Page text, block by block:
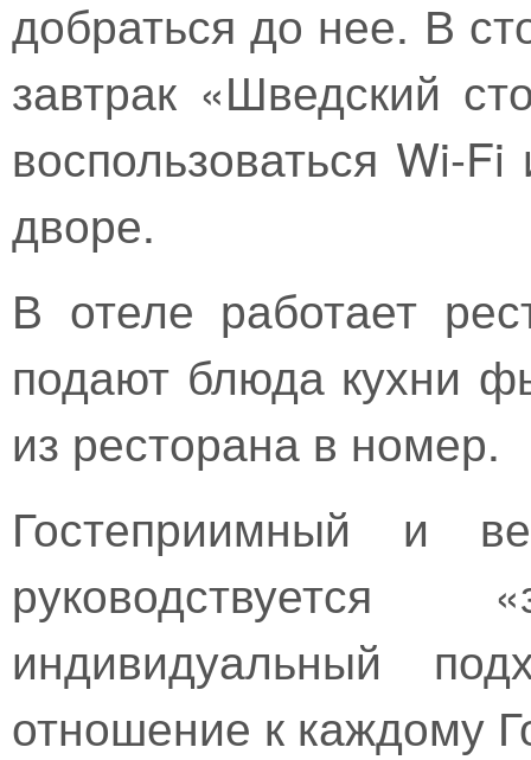
добраться до нее. В
завтрак «Шведский
воспользоваться Wi-
дворе.
В отеле работает
подают блюда кухни
из ресторана в номер.
Гостеприимный и
руководствуется
индивидуальный
отношение к каждому